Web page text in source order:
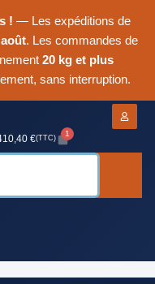
! — Les expéditions de
. Les commandes de
20 kg et plus
sans interruption.
€(TTC) 1